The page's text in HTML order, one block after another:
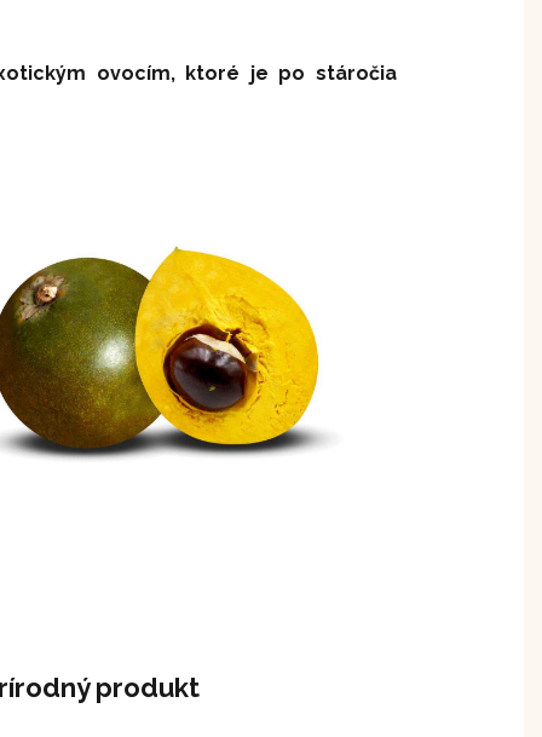
ovocím, ktoré je po stáročia
produkt